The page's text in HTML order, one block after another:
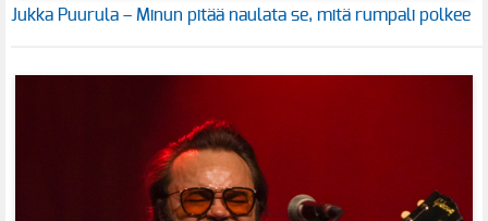
Jukka Puurula – Minun pitää naulata se, mitä rumpali polkee